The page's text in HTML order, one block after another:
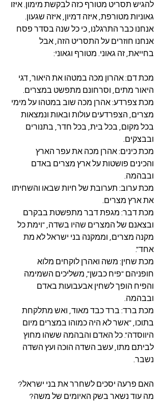
להגיש תסריט מטורף כזה לבקשת מימון. איזו
גאוניות מטורפת, איזה דמיון, איזה שגעון.
אנחנו כבר התרגלנו, כי כל שנה בסדר פסח
אנחנו חוזרים על התסריט הזה, אבל
בחייאת, זה גאוני. מטורף וגאוני:
מכת דם: אהרון מכה במטהו את היאור, דגי
היאור מתים, וסרחונם מתפשט במצרים.
מכת צפרדע: אהרן מכה שוב במטהו על מימי
מצרים, הצפרדעים עולות ובאות ונמצאות
בכל מקום, בכל בית, בכל חדר, בתנורים
ובבצקים.
מכת כינים: אהרן מכה את עפר הארץ
והכינים פושטות על ארץ מצרים באדם
ובבהמה.
מכת ערוב: תערובת של חיות שבאו והשחיתו
את ארץ מצרים.
מכת דבר: מגפת דבר מתפשטת בבקרם
ובצאנם של המצרים שהיו בשדה, "וימת כל
מקנה מצרים, וממקנה בני ישראל לא מת
אחד".
מכת שחין: משה ואהרן לוקחים מלוא
חופניהם "פיח כבשן", משליכים השמימה
והפיח הופך לשחין אבעבועות באדם
ובבהמה.
מכת ברד: ברד כבד מאוד, ואש מתלקחת
בתוכו, "אשר לא היה כמוהו במצרים מיום
היווסדה". כל האדם והבהמה ששהו מחוץ
לביתם מתו, עשב השדה הוכה ועץ השדה
נשבר.
האם פרעה יסכים לשחרר את בני ישראל?
מה עוד נשאר בשק האיומים של משה?